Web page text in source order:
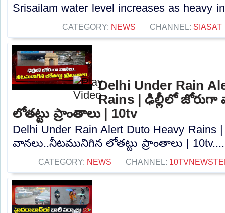
Srisailam water level increases as heavy
CATEGORY: NEWS CHANNEL: SIASAT
Delhi Under Rain
Rains | ఢిల్లీలో
లోతట్టు ప్రాంతాలు | 10tv
Delhi Under Rain Alert Duto Heavy
వానలు..నీటమునిగిన లోతట్టు ప్రాంతాలు |
CATEGORY: NEWS CHANNEL: